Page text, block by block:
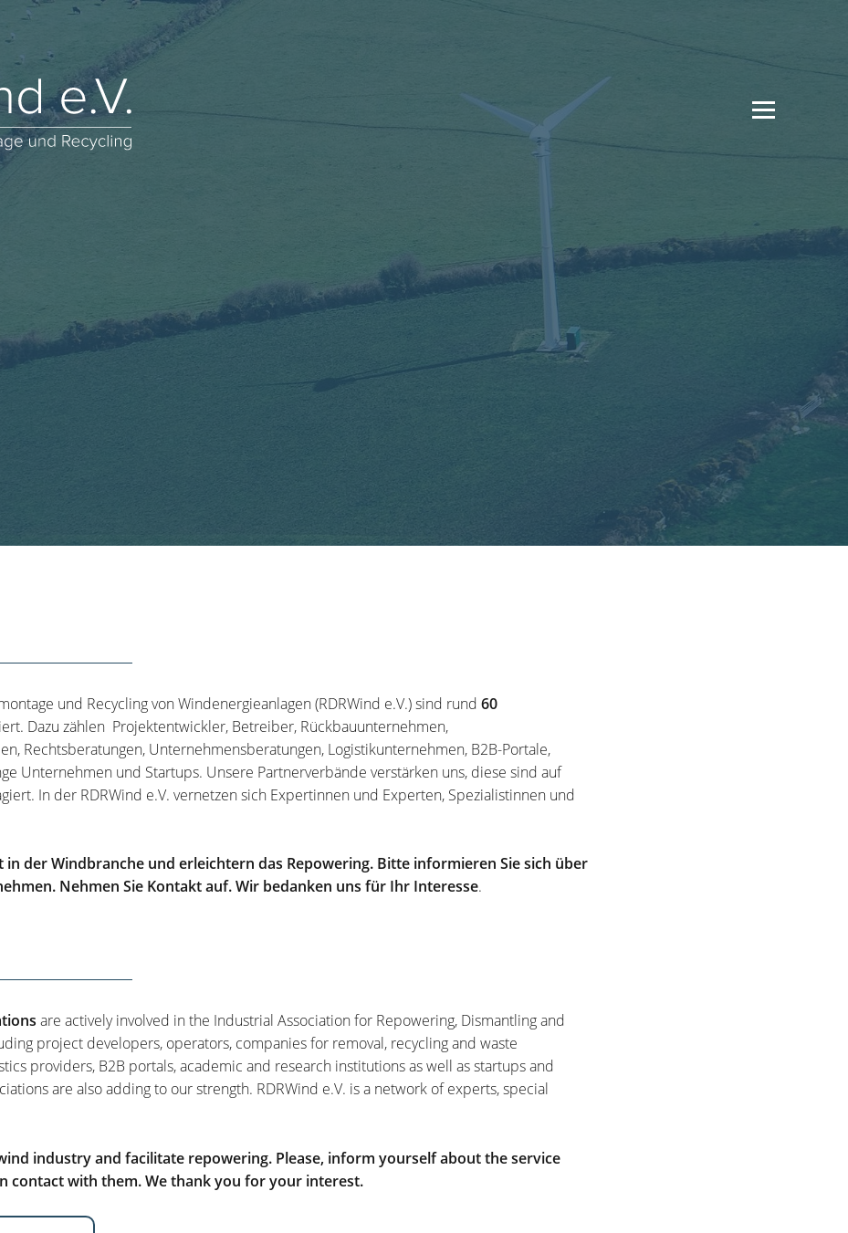
und Recycling von Windenergieanlagen (RDRWind e.V.) sind rund 60
Dazu zählen Projektentwickler, Betreiber, Rückbauunternehmen,
Rechtsberatungen, Unternehmensberatungen, Logistikunternehmen, B2B-Portale,
Unternehmen und Startups. Unsere Partnerverbände verstärken uns, diese sind auf
In der RDRWind e.V. vernetzen sich Expertinnen und Experten, Spezialistinnen und
der Windbranche und erleichtern das Repowering. Bitte informieren Sie sich über
Nehmen Sie Kontakt auf. Wir bedanken uns für Ihr Interesse.
are actively involved in the Industrial Association for Repowering, Dismantling and
project developers, operators, companies for removal, recycling and waste
providers, B2B portals, academic and research institutions as well as startups and
are also adding to our strength. RDRWind e.V. is a network of experts, special
industry and facilitate repowering. Please, inform yourself about the service
contact with them. We thank you for your interest.